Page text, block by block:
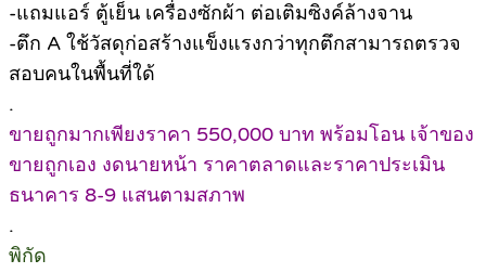
-แถมแอร์ ตู้เย็น เครื่องซักผ้า ต่อเติมซิงค์ล้างจาน
-ตึก A ใช้วัสดุก่อสร้างแข็งแรงกว่าทุกตึกสามารถตรวจ
สอบคนในพื้นที่ใด้
.
ขายถูกมากเพียงราคา 550,000 บาท พร้อมโอน เจ้าของ
ขายถูกเอง งดนายหน้า ราคาตลาดและราคาประเมิน
ธนาคาร 8-9 แสนตามสภาพ
.
พิกัด